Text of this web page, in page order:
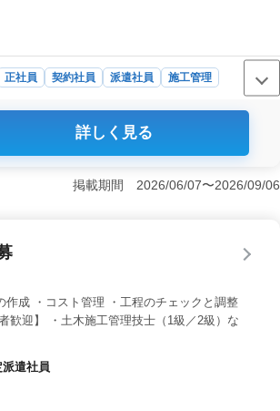
正社員 契約社員 派遣社員 施工管理
上の資格と、5年以上の経験を持つ方を
業務を通じて、地域のインフラ整備に貢
て活躍しましょう。 ＜柔軟な働き方
土木工事業にて勤務です。平均年齢
件として福利厚生が充実しており、安心
詳しく見る
掲載期間 2026/06/07〜2026/09/06
作成 ・コスト管理 ・工程のチェックと調整
歓迎】 ・土木施工管理技士（1級／2級）な
遣社員